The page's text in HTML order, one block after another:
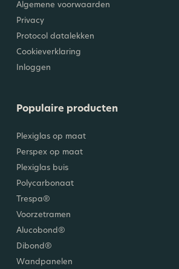
Algemene voorwaarden
Privacy
Protocol datalekken
Cookieverklaring
Inloggen
Populaire producten
Plexiglas op maat
Perspex op maat
Plexiglas buis
Polycarbonaat
Trespa®
Voorzetramen
Alucobond®
Dibond®
Wandpanelen